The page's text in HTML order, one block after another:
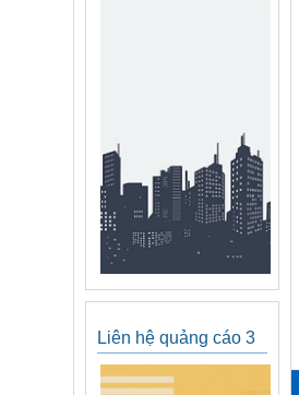
Liên hệ quảng cáo 3